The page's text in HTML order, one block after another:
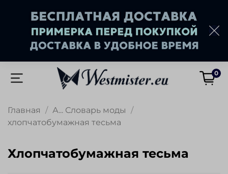
0
Главная
А... Словарь моды
хлопчатобумажная тесьма
хлопчатобумажная тесьма